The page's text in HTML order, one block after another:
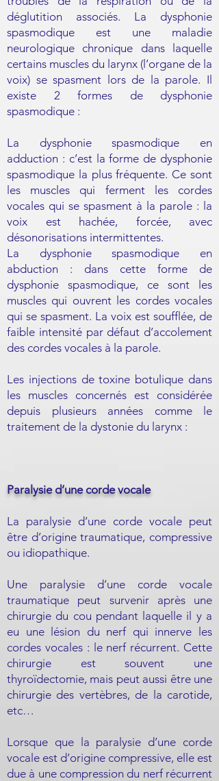
déglutition associés. La dysphonie
spasmodique est une maladie
neurologique chronique dans laquelle
certains muscles du larynx (l’organe de la
voix) se spasment lors de la parole. Il
existe 2 formes de dysphonie
spasmodique :
La dysphonie spasmodique en
adduction : c’est la forme de dysphonie
spasmodique la plus fréquente. Ce sont
les muscles qui ferment les cordes
vocales qui se spasment à la parole : la
voix est hachée, forcée, avec
désonorisations intermittentes.
La dysphonie spasmodique en
abduction : dans cette forme de
dysphonie spasmodique, ce sont les
muscles qui ouvrent les cordes vocales
qui se spasment. La voix est soufflée, de
faible intensité par défaut d’accolement
des cordes vocales à la parole.
Les injections de toxine botulique dans
les muscles concernés est considérée
depuis plusieurs années comme le
traitement de la dystonie du larynx :
Paralysie d’une corde vocale
La paralysie d’une corde vocale peut
être d’origine traumatique, compressive
ou idiopathique.
Une paralysie d’une corde vocale
traumatique peut survenir après une
chirurgie du cou pendant laquelle il y a
eu une lésion du nerf qui innerve les
cordes vocales : le nerf récurrent. Cette
chirurgie est souvent une
thyroïdectomie, mais peut aussi être une
chirurgie des vertèbres, de la carotide,
etc…
Lorsque que la paralysie d’une corde
vocale est d’origine compressive, elle est
due à une compression du nerf récurrent